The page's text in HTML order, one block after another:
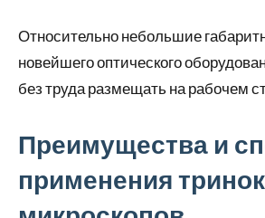
Относительно небольшие
новейшего оптического
без труда размещать на рабочем
Преимущества и
применения